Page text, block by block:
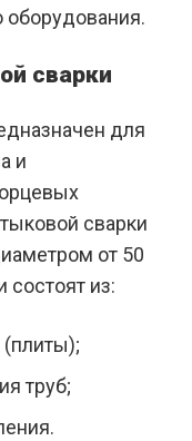
оборудования.
сварки
для
и
сварки
от 50
состоят из:
(плиты);
труб;